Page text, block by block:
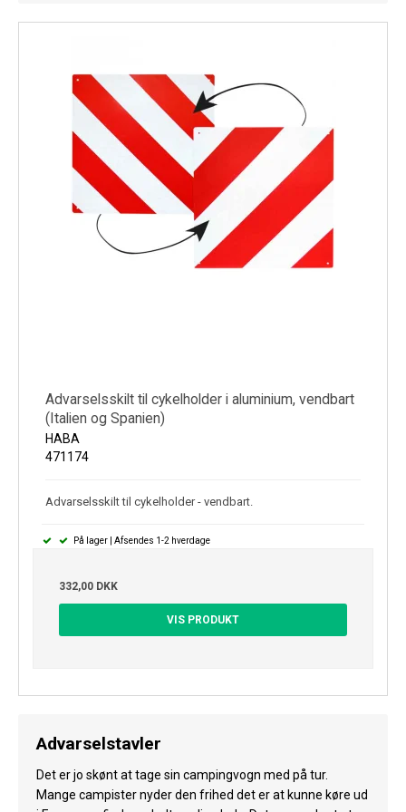
Vejrstationer
Reservedele
Restsalg
Advarselsskilt til cykelholder i aluminium, vendbart
(Italien og Spanien)
HABA
471174
Advarselsskilt til cykelholder - vendbart.
På lager | Afsendes 1-2 hverdage
332,00 DKK
VIS PRODUKT
Advarselstavler
Det er jo skønt at tage sin campingvogn med på tur.
Mange campister nyder den frihed det er at kunne køre ud